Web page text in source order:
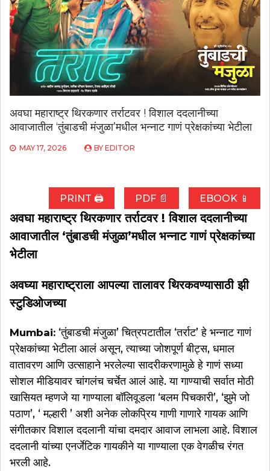
अवघा महाराष्ट्र थिरकणार तर्राटवर ! विशाल ददलानीच्या
आवाजातील ‘तुंबाडची मंजुळा’मधील भन्नाट गाणं प्रेक्षकांच्या भेटीला
MAY 17, 2026 BY EDITOR
PRINT 🖨 PDF 📄 EBOOK 📱
अवघा महाराष्ट्र थिरकणार तर्राटवर ! विशाल ददलानीच्या
आवाजातील ‘तुंबाडची मंजुळा’मधील भन्नाट गाणं प्रेक्षकांच्या
भेटीला
अवघ्या महाराष्ट्राला आपल्या तालावर थिरकवण्यासाठी झी
स्टुडिओजच्या
Mumbai: ‘तुंबाडची मंजुळा’ चित्रपटातील ‘तर्राट’ हे भन्नाट गाणं
प्रेक्षकांच्या भेटीला आलं असून, त्याच्या जोशपूर्ण बीट्स, धमाल
वातावरण आणि उत्साहाने भरलेल्या सादरीकरणामुळे हे गाणं सध्या
सोशल मीडियावर चांगलंच चर्चेत आलं आहे. या गाण्याची सर्वात मोठी
खासियत म्हणजे या गाण्याला बॉलिवूडला ‘बलम पिचकारी’, ‘झुमे जो
पठाण’, ‘ मल्हारी ’ अशी अनेक लोकप्रिय गाणी गाणारे गायक आणि
संगीतकार विशाल ददलानी यांचा दमदार आवाज लाभला आहे. विशाल
ददलानी यांच्या एनर्जेटिक गायकीने या गाण्याला एक वेगळीच रंगत
भरली आहे.